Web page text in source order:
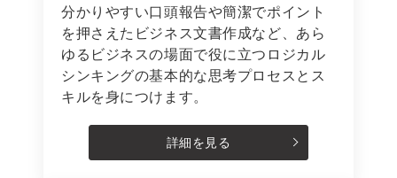
分かりやすい口頭報告や簡潔でポイント
を押さえたビジネス文書作成など、あら
ゆるビジネスの場面で役に立つロジカル
シンキングの基本的な思考プロセスとス
キルを身につけます。
詳細を見る